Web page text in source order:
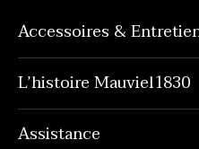
Accessoires &
L’histoire Mauviel1830
Assistance